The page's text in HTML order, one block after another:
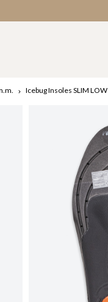
Icebug Insoles SLIM LOW